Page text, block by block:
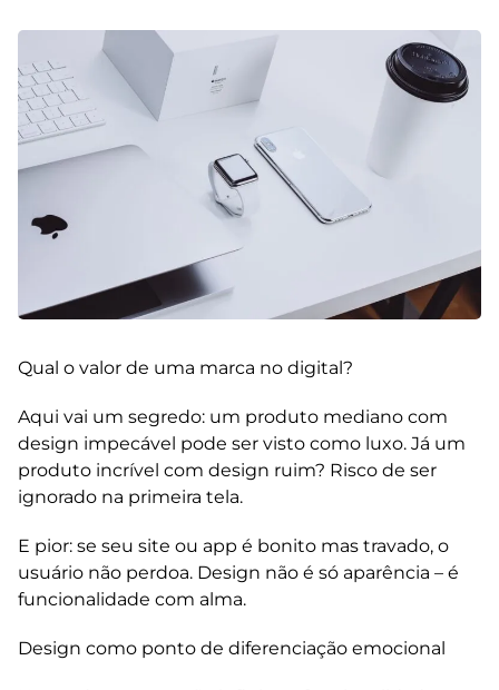
Qual o valor de uma marca no digital?
Aqui vai um segredo: um produto mediano com
design impecável pode ser visto como luxo. Já um
produto incrível com design ruim? Risco de ser
ignorado na primeira tela.
E pior: se seu site ou app é bonito mas travado, o
usuário não perdoa. Design não é só aparência – é
funcionalidade com alma.
Design como ponto de diferenciação emocional